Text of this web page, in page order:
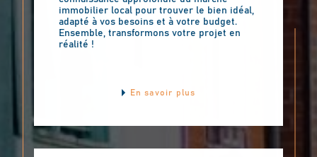
immobilier local pour trouver le bien idéal,
adapté à vos besoins et à votre budget.
Ensemble, transformons votre projet en
réalité !
En savoir plus